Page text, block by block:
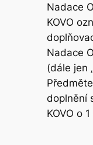
Nadace
KOVO
Nadace
(dále jen
doplnění
KOVO o